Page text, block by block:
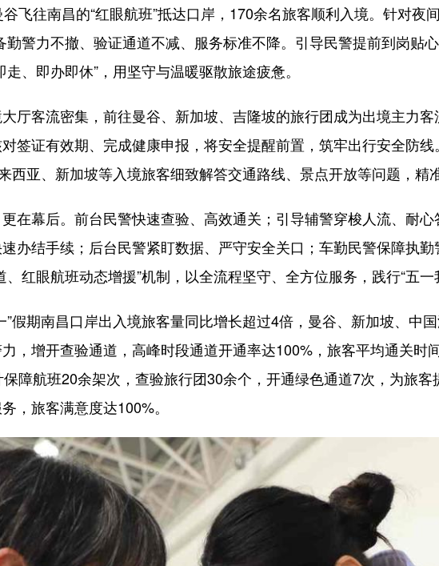
往南昌的“红眼航班”抵达口岸，170余名旅客顺利入境。针对夜
勤警力不撤、验证通道不减、服务标准不降。引导民警提前到岗贴
、即办即休”，用坚守与温暖驱散旅途疲惫。
客流密集，前往曼谷、新加坡、吉隆坡的旅行团成为出境主力客
签证有效期、完成健康申报，将安全提醒前置，筑牢出行安全防
西亚、新加坡等入境旅客细致解答交通路线、景点开放等问题，精
幕后。前台民警快速查验、高效通关；引导辅警穿梭人流、耐心
办结手续；后台民警紧盯数据、严守安全关口；车勤民警保障执
红眼航班动态增援”机制，以全流程坚守、全方位服务，践行“五一
期南昌口岸出入境旅客量同比增长超过4倍，曼谷、新加坡、中
，增开查验通道，高峰时段通道开通率达100%，旅客平均通关时
障航班20余架次，查验旅行团30余个，开通绿色通道7次，为旅
，旅客满意度达100%。